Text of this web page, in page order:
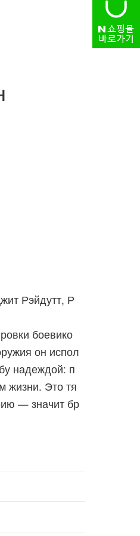
Рэйдутт, Р
боевико
он испол
надеждой: п
жизни. Это тя
— значит бр